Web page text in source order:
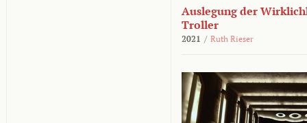
Auslegung der
Troller
2021 / Ruth Rieser